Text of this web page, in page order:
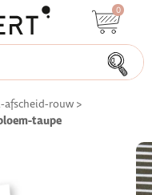
0
afscheid-rouw >
taupe